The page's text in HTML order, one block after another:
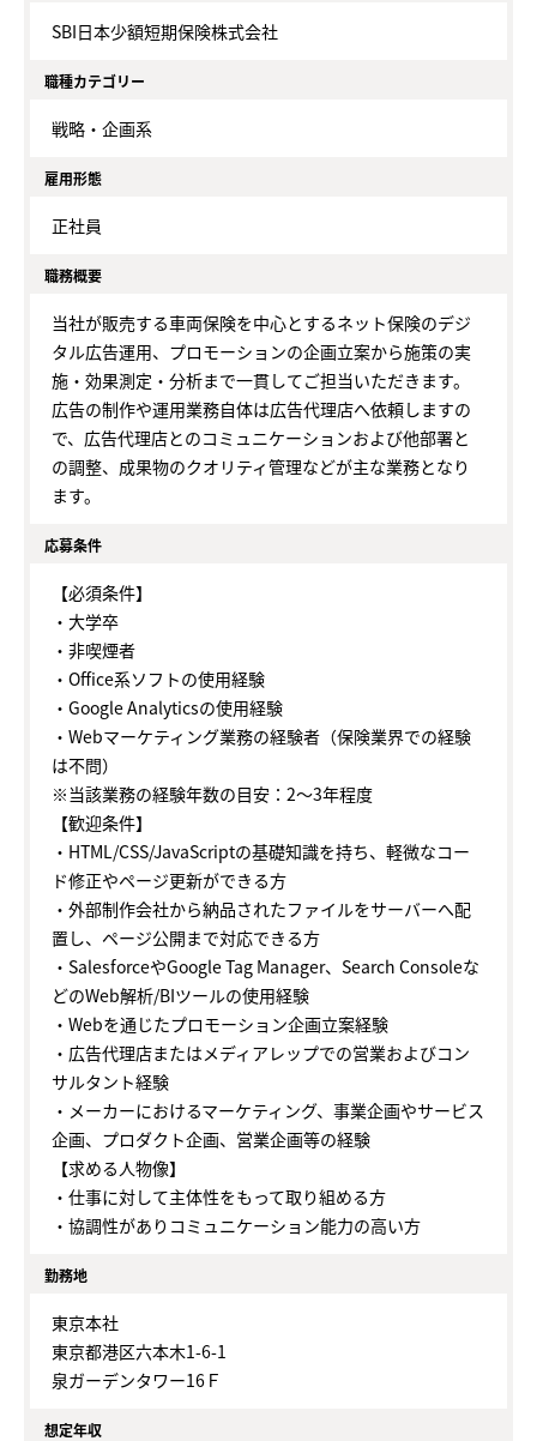
SBI日本少額短期保険株式会社
職種カテゴリー
戦略・企画系
雇用形態
正社員
職務概要
当社が販売する車両保険を中心とするネット保険のデジ
タル広告運用、プロモーションの企画立案から施策の実
施・効果測定・分析まで一貫してご担当いただきます。
広告の制作や運用業務自体は広告代理店へ依頼しますの
で、広告代理店とのコミュニケーションおよび他部署と
の調整、成果物のクオリティ管理などが主な業務となり
ます。
応募条件
【必須条件】
・大学卒
・非喫煙者
・Office系ソフトの使用経験
・Google Analyticsの使用経験
・Webマーケティング業務の経験者（保険業界での経験
は不問）
※当該業務の経験年数の目安：2～3年程度
【歓迎条件】
・HTML/CSS/JavaScriptの基礎知識を持ち、軽微なコー
ド修正やページ更新ができる方
・外部制作会社から納品されたファイルをサーバーへ配
置し、ページ公開まで対応できる方
・SalesforceやGoogle Tag Manager、Search Consoleな
どのWeb解析/BIツールの使用経験
・Webを通じたプロモーション企画立案経験
・広告代理店またはメディアレップでの営業およびコン
サルタント経験
・メーカーにおけるマーケティング、事業企画やサービス
企画、プロダクト企画、営業企画等の経験
【求める人物像】
・仕事に対して主体性をもって取り組める方
・協調性がありコミュニケーション能力の高い方
勤務地
東京本社
東京都港区六本木1-6-1
泉ガーデンタワー16Ｆ
想定年収